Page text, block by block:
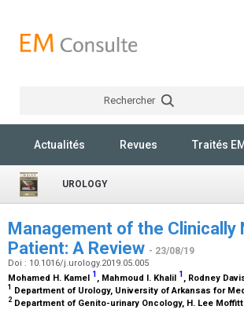
Rechercher
Actualités Revues Traités
UROLOGY
Management of the Clinically
Patient: A Review - 23/08/19
Doi : 10.1016/j.urology.2019.05.005
Mohamed H. Kamel 1 , Mahmoud I. Khalil 1 , Rodney
1 Department of Urology, University of Arkansas for
2 Department of Genito-urinary Oncology, H. Lee